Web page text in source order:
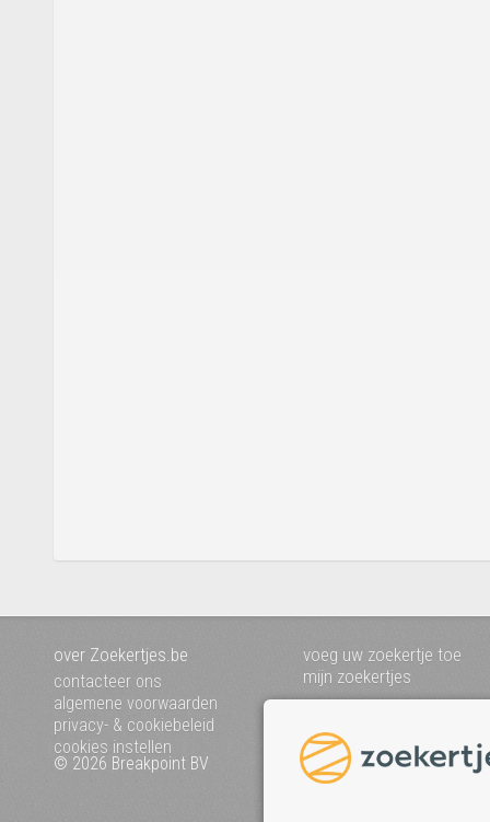
over Zoekertjes.be
contacteer ons
algemene voorwaarden
privacy- & cookiebeleid
cookies instellen
voeg uw zoekertje toe
mijn zoekertjes
© 2026 Breakpoint BV
Bezoek ook eens onze
websites :